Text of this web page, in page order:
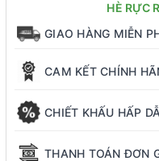
HÈ RỰC
GIAO HÀNG MIỄN
CAM KẾT CHÍNH
CHIẾT KHẤU HẤP
THANH TOÁN ĐƠN